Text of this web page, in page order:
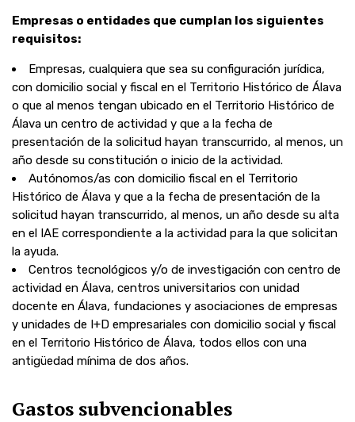
Empresas o entidades que cumplan los siguientes
requisitos:
Empresas, cualquiera que sea su configuración jurídica,
con domicilio social y fiscal en el Territorio Histórico de Álava
o que al menos tengan ubicado en el Territorio Histórico de
Álava un centro de actividad y que a la fecha de
presentación de la solicitud hayan transcurrido, al menos, un
año desde su constitución o inicio de la actividad.
Autónomos/as con domicilio fiscal en el Territorio
Histórico de Álava y que a la fecha de presentación de la
solicitud hayan transcurrido, al menos, un año desde su alta
en el IAE correspondiente a la actividad para la que solicitan
la ayuda.
Centros tecnológicos y/o de investigación con centro de
actividad en Álava, centros universitarios con unidad
docente en Álava, fundaciones y asociaciones de empresas
y unidades de I+D empresariales con domicilio social y fiscal
en el Territorio Histórico de Álava, todos ellos con una
antigüedad mínima de dos años.
Gastos subvencionables